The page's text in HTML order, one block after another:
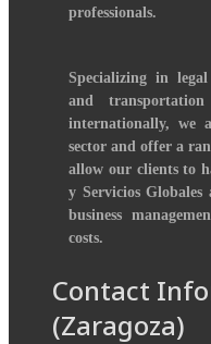
professionals.
Specializing in
and
internationally, we
sector and offer a
allow our clients to
y Servicios
business
costs.
Contact
(Zaragoza)